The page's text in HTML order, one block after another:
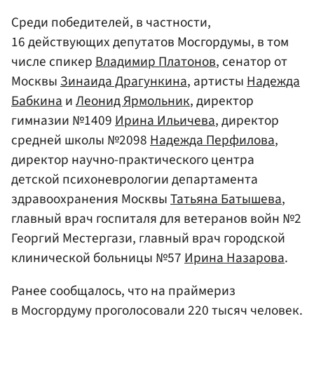
Среди победителей, в частности,
16 действующих депутатов Мосгордумы, в том
числе спикерВладимир Платонов, сенатор от
МосквыЗинаида Драгункина, артистыНадежда
БабкинаиЛеонид Ярмольник, директор
гимназии №1409Ирина Ильичева, директор
средней школы №2098Надежда Перфилова,
директор научно-практического центра
детской психоневрологии департамента
здравоохранения МосквыТатьяна Батышева,
главный врач госпиталя для ветеранов войн №2
Георгий Местергази, главный врач городской
клинической больницы №57Ирина Назарова.
Ранее сообщалось, что на праймериз
в Мосгордуму проголосовали 220 тысяч человек.